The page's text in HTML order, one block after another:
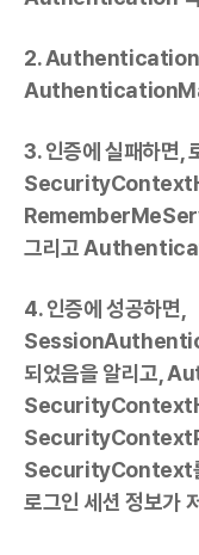
2. Authentication
3. 인증에 실패하면,
그리고
4. 인증에 성공하면,
되었음을 알리고,
SecurityContext
로그인 세션 정보가